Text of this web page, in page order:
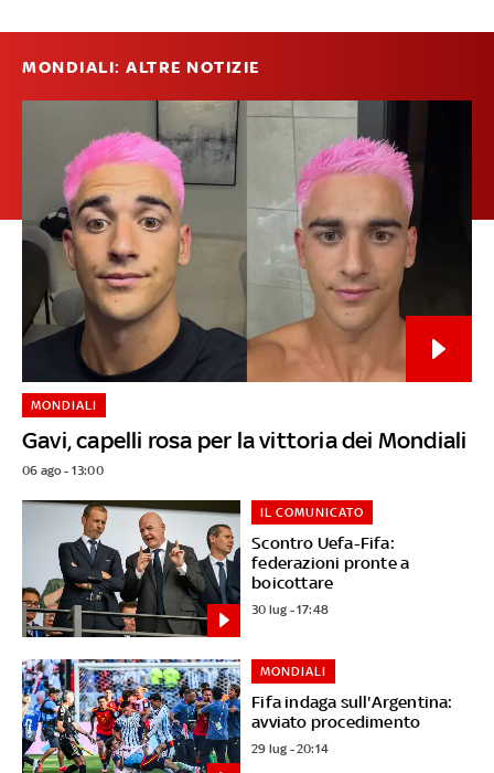
MONDIALI: ALTRE NOTIZIE
Gavi, capelli rosa per la vittoria dei Mondiali
MONDIALI
06 ago - 13:00
Scontro Uefa-Fifa:
federazioni pronte a
boicottare
IL COMUNICATO
30 lug - 17:48
Fifa indaga sull'Argentina:
avviato procedimento
MONDIALI
29 lug - 20:14